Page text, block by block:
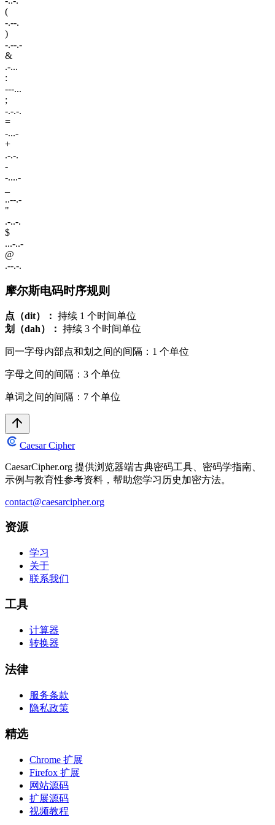
(
-.--.
)
-.--.-
&
.-...
:
---...
;
-.-.-.
=
-...-
+
.-.-.
-
-....-
..--.-
"
.-..-.
$
...-..-
@
.--.-.
摩尔斯电码时序规则
点（dit）： 持续 1 个时间单位
划（dah）： 持续 3 个时间单位
同一字母内部点和划之间的间隔：1 个单位
字母之间的间隔：3 个单位
单词之间的间隔：7 个单位
Caesar Cipher
CaesarCipher.org 提供浏览器端古典密码工具、密码学指南、
示例与教育性参考资料，帮助您学习历史加密方法。
contact@caesarcipher.org
资源
学习
关于
联系我们
工具
计算器
转换器
法律
服务条款
隐私政策
精选
Chrome 扩展
Firefox 扩展
网站源码
扩展源码
视频教程